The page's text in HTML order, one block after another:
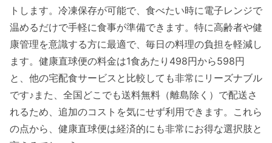
トします。冷凍保存が可能で、食べたい時に電子レンジで
温めるだけで手軽に食事が準備できます。特に高齢者や健
康管理を意識する方に最適で、毎日の料理の負担を軽減し
ます。健康直球便の料金は1食あたり498円から598円
と、他の宅配食サービスと比較しても非常にリーズナブル
です♪また、全国どこでも送料無料（離島除く）で配送さ
れるため、追加のコストを気にせず利用できます。これら
の点から、健康直球便は経済的にも非常にお得な選択肢と